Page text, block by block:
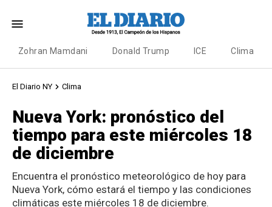
Zohran Mamdani Donald Trump ICE Clima
El Diario NY Clima
Nueva York: pronóstico del
tiempo para este miércoles 18
de diciembre
Encuentra el pronóstico meteorológico de hoy para
Nueva York, cómo estará el tiempo y las condiciones
climáticas este miércoles 18 de diciembre.